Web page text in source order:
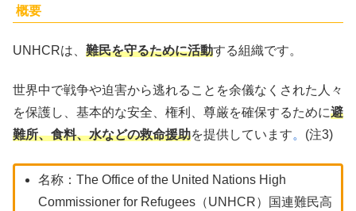
概要
UNHCRは、 難民を守るために活動する組織です。
世界中で戦争や迫害から逃れることを余儀なくされた人々
を保護し、基本的な安全、権利、尊厳を確保するために避
難所、食料、水などの救命援助を提供しています。 (注3)
名称：The Office of the United Nations High
Commissioner for Refugees（UNHCR）国連難民高